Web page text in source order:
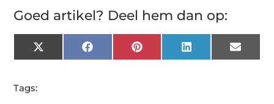
Goed artikel? Deel hem dan op:
X
(Twitter)
FacebookPinterest LinkedIn Email
Tags: